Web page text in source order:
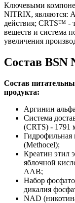
Ключевыми
NITRIX, являются:
действия; CRTS™ -
веществ и система
увеличения
Состав BSN
Состав
продукта:
Аргинин
Система
(CRTS) - 1791
Гидрофильная
(Methocel);
Креатин этил
яблочной
AAB;
Набор
дикалия
NAD